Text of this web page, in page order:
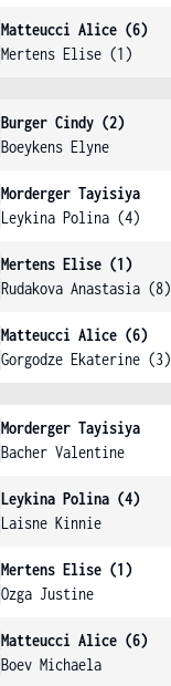
Matteucci Alice (6)
Mertens Elise (1)
Burger Cindy (2)
Boeykens Elyne
Morderger Tayisiya
Leykina Polina (4)
Mertens Elise (1)
Rudakova Anastasia (8)
Matteucci Alice (6)
Gorgodze Ekaterine (3)
Morderger Tayisiya
Bacher Valentine
Leykina Polina (4)
Laisne Kinnie
Mertens Elise (1)
Ozga Justine
Matteucci Alice (6)
Boev Michaela